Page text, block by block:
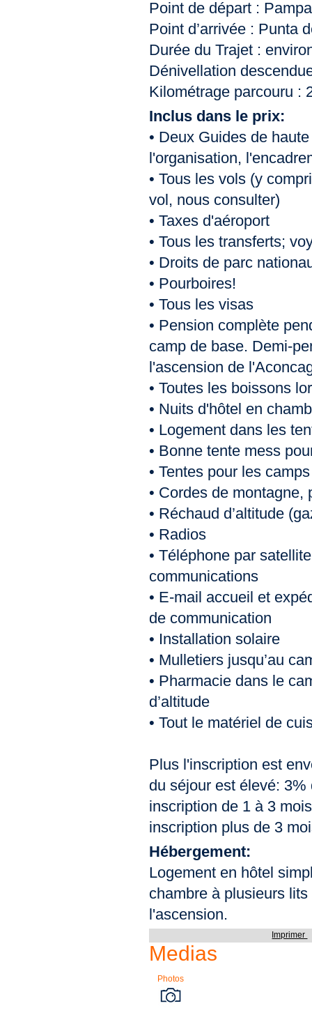
Point de départ :
Point d’arrivée : Punta
Durée du Trajet :
Dénivellation
Kilométrage parcouru :
Inclus dans le prix:
• Deux Guides de
l'organisation,
• Tous les vols (y
vol, nous consulter)
• Taxes d'aéroport
• Tous les transferts;
• Droits de parc
• Pourboires!
• Tous les visas
• Pension complète
camp de base. Demi-
l'ascension de
• Toutes les boissons
• Nuits d'hôtel en
• Logement dans les
• Bonne tente mess
• Tentes pour les
• Cordes de
• Réchaud d’altitude
• Radios
• Téléphone par
communications
• E-mail accueil et
de communication
• Installation solaire
• Mulletiers jusqu’au
• Pharmacie dans le
d’altitude
• Tout le matériel de
Plus l'inscription est
du séjour est élevé:
inscription de 1 à 3
inscription plus de 3
Hébergement:
Logement en hôtel
chambre à plusieurs
l'ascension.
Imprimer
Medias
Photos